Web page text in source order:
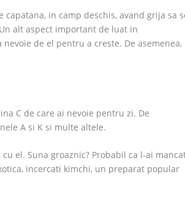
capatana, in camp deschis, avand grija sa
alt aspect important de luat in
de el pentru a creste. De asemenea,
C de care ai nevoie pentru zi. De
A si K si multe altele.
el. Suna groaznic? Probabil ca l-ai
incercati kimchi, un preparat popular